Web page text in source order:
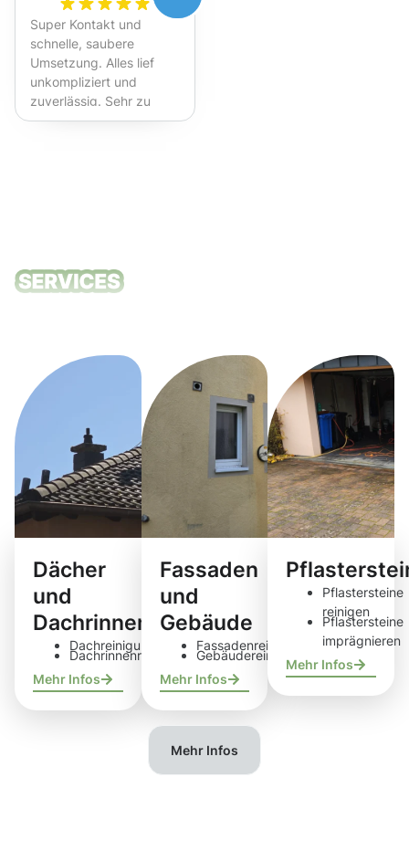
Super Kontakt und
schnelle, saubere
Umsetzung. Alles lief
unkompliziert und
zuverlässig. Sehr zu
empfehlen!
Dächer
und
Dachrinnen
Dachreinigung
Dachrinnenreinigung
Mehr Infos
Fassaden
und
Gebäude
Fassadenreinigung
Gebäudereinigung
Mehr Infos
Pflastersteine
reinigen
Pflastersteine
imprägnieren
Mehr Infos
Mehr Infos